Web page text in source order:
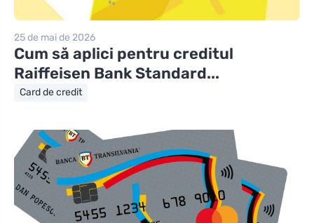
25 de mai de 2026
Cum să aplici pentru creditul
Raiffeisen Bank Standard...
Card de credit